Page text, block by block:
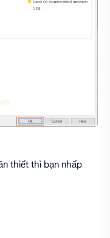
thiết thì bạn nhấp